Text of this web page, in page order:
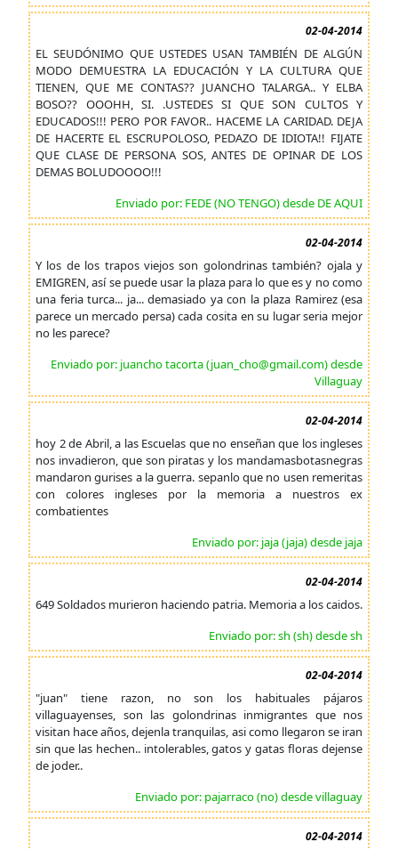
02-04-2014
EL SEUDÓNIMO QUE USTEDES USAN TAMBIÉN DE ALGÚN
MODO DEMUESTRA LA EDUCACIÓN Y LA CULTURA QUE
TIENEN, QUE ME CONTAS?? JUANCHO TALARGA.. Y ELBA
BOSO?? OOOHH, SI. .USTEDES SI QUE SON CULTOS Y
EDUCADOS!!! PERO POR FAVOR.. HACEME LA CARIDAD. DEJA
DE HACERTE EL ESCRUPOLOSO, PEDAZO DE IDIOTA!! FIJATE
QUE CLASE DE PERSONA SOS, ANTES DE OPINAR DE LOS
DEMAS BOLUDOOOO!!!
Enviado por: FEDE (NO TENGO) desde DE AQUI
02-04-2014
Y los de los trapos viejos son golondrinas también? ojala y
EMIGREN, así se puede usar la plaza para lo que es y no como
una feria turca... ja... demasiado ya con la plaza Ramirez (esa
parece un mercado persa) cada cosita en su lugar seria mejor
no les parece?
Enviado por: juancho tacorta (juan_cho@gmail.com) desde
Villaguay
02-04-2014
hoy 2 de Abril, a las Escuelas que no enseñan que los ingleses
nos invadieron, que son piratas y los mandamasbotasnegras
mandaron gurises a la guerra. sepanlo que no usen remeritas
con colores ingleses por la memoria a nuestros ex
combatientes
Enviado por: jaja (jaja) desde jaja
02-04-2014
649 Soldados murieron haciendo patria. Memoria a los caidos.
Enviado por: sh (sh) desde sh
02-04-2014
"juan" tiene razon, no son los habituales pájaros
villaguayenses, son las golondrinas inmigrantes que nos
visitan hace años, dejenla tranquilas, asi como llegaron se iran
sin que las hechen.. intolerables, gatos y gatas floras dejense
de joder..
Enviado por: pajarraco (no) desde villaguay
02-04-2014